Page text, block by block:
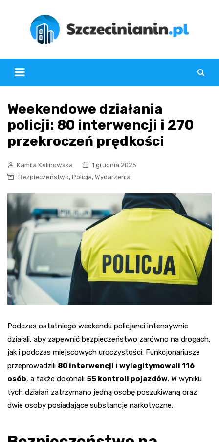
Weekendowe działania
policji: 80 interwencji i 270
przekroczeń prędkości
Kamila Kalinowska
1 grudnia 2025
Bezpieczeństwo, Policja, Wydarzenia
Podczas ostatniego weekendu policjanci intensywnie
działali, aby zapewnić bezpieczeństwo zarówno na drogach,
jak i podczas miejscowych uroczystości. Funkcjonariusze
przeprowadzili 80 interwencji i wylegitymowali 116
osób, a także dokonali 55 kontroli pojazdów. W wyniku
tych działań zatrzymano jedną osobę poszukiwaną oraz
dwie osoby posiadające substancje narkotyczne.